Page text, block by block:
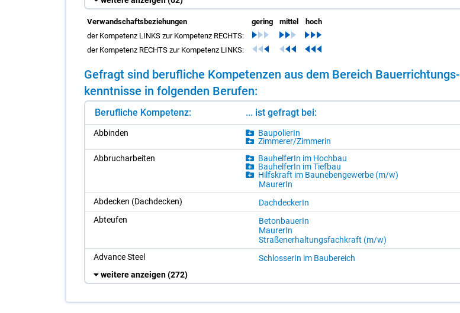
Verwandschaftsbeziehungen gering mittel
hoch
der Kompetenz LINKS zur Kompetenz RECHTS:
der Kompetenz RECHTS zur Kompetenz LINKS:
Ge­fragt sind be­ruf­li­che Kom­pe­ten­zen aus dem Be­reich Bau­er­rich­tungs­
kennt­nis­se in fol­gen­den Be­ru­fen:
Berufliche Kompetenz: ... ist gefragt bei:
Ab­bin­den
Bau­po­lie­rIn
Zim­me­rer/​Zim­me­rin
Ab­bruch­ar­bei­ten
Bau­hel­fe­rIn im Hoch­bau
Bau­hel­fe­rIn im Tief­bau
Hilfs­kraft im Bau­ne­ben­ge­wer­be (m/​w)
Mau­re­rIn
Ab­de­cken (Dach­de­cken)
Dach­de­cke­rIn
Ab­teu­fen
Be­ton­baue­rIn
Mau­re­rIn
Stra­ßen­er­hal­tungs­fach­kraft (m/​w)
Ad­van­ce Steel
Schlos­se­rIn im Bau­be­reich
weitere anzeigen(272)